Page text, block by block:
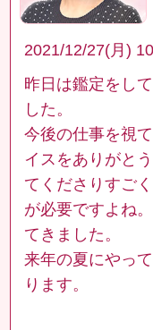
2021/12/27(月)
昨日は鑑定をし
した。
今後の仕事を視
イスをありがと
てくださりすご
が必要ですよね
てきました。
来年の夏にやっ
ります。